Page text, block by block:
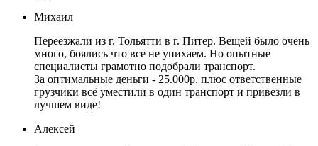
Михаил
Переезжали из г. Тольятти в г. Питер. Вещей было очень
много, боялись что все не упихаем. Но опытные
специалисты грамотно подобрали транспорт.
За оптимальные деньги - 25.000р. плюс ответственные
грузчики всё уместили в один транспорт и привезли в
лучшем виде!
Алексей